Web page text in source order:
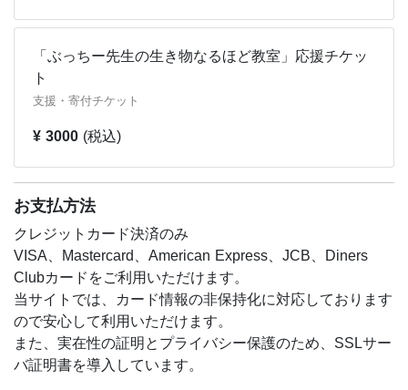
「ぶっちー先生の生き物なるほど教室」応援チケッ
ト
支援・寄付チケット
¥ 3000 (税込)
お支払方法
クレジットカード決済のみ
VISA、Mastercard、American Express、JCB、Diners
Clubカードをご利用いただけます。
当サイトでは、カード情報の非保持化に対応しております
ので安心して利用いただけます。
また、実在性の証明とプライバシー保護のため、SSLサー
バ証明書を導入しています。